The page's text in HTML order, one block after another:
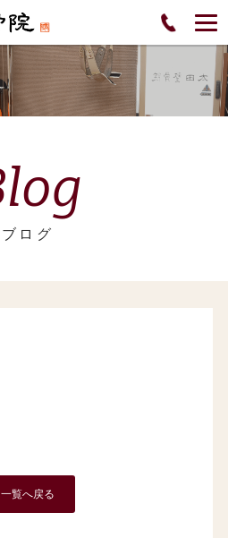
Blog
ブログ
一覧へ戻る